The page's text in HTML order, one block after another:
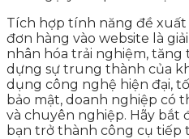
Tích hợp tính năng đề xuất
đơn hàng vào website là
nhân hóa trải nghiệm, tăng
dựng sự trung thành của
dụng công nghệ hiện đại,
bảo mật, doanh nghiệp có
và chuyên nghiệp. Hãy bắt
bạn trở thành công cụ tiếp